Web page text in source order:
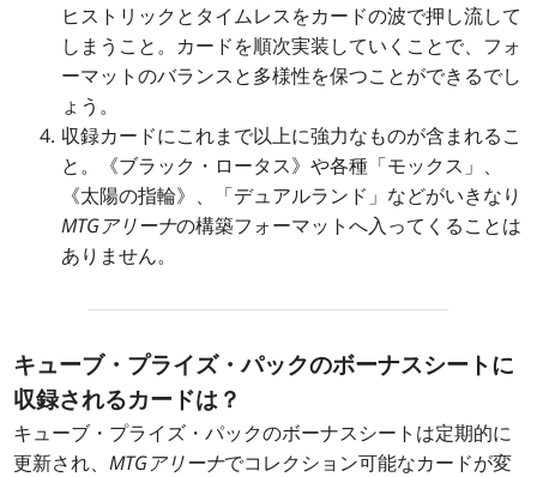
ヒストリックとタイムレスをカードの波で押し流して
しまうこと。カードを順次実装していくことで、フォ
ーマットのバランスと多様性を保つことができるでし
ょう。
収録カードにこれまで以上に強力なものが含まれるこ
と。《ブラック・ロータス》や各種「モックス」、
《太陽の指輪》、「デュアルランド」などがいきなり
MTGアリーナの構築フォーマットへ入ってくることは
ありません。
キューブ・プライズ・パックのボーナスシートに
収録されるカードは？
キューブ・プライズ・パックのボーナスシートは定期的に
更新され、MTGアリーナでコレクション可能なカードが変